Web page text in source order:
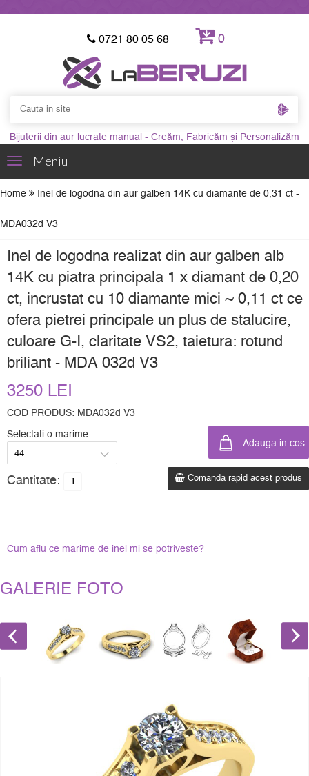
0721 80 05 68 0
Bijuterii din aur lucrate manual - Creăm, Fabricăm și Personalizăm
ToggleMeniu
Home Inel de logodna din aur galben 14K cu diamante de 0,31 ct -
MDA032d V3
Inel de logodna realizat din aur galben alb
14K cu piatra principala 1 x diamant de 0,20
ct, incrustat cu 10 diamante mici ~ 0,11 ct ce
ofera pietrei principale un plus de stalucire,
culoare G-I, claritate VS2, taietura: rotund
briliant - MDA 032d V3
3250 LEI
COD PRODUS: MDA032d V3
Comanda rapid acest produs
Selectati o marime
Cantitate:
Cum aflu ce marime de inel mi se potriveste?
GALERIE FOTO